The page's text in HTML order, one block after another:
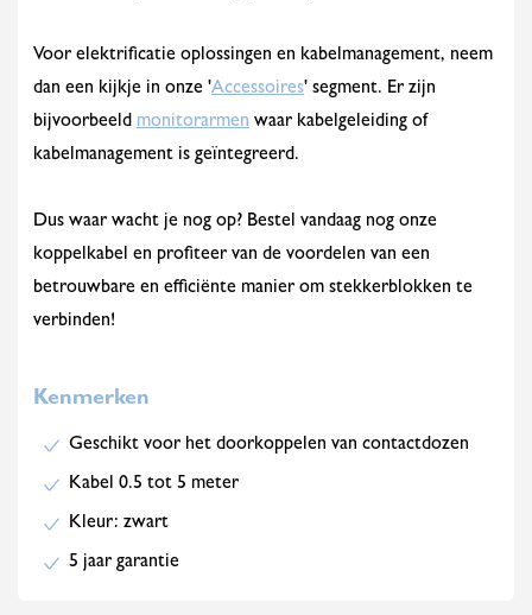
Voor elektrificatie oplossingen en kabelmanagement, neem
dan een kijkje in onze 'Accessoires' segment. Er zijn
bijvoorbeeld monitorarmen waar kabelgeleiding of
kabelmanagement is geïntegreerd.
Dus waar wacht je nog op? Bestel vandaag nog onze
koppelkabel en profiteer van de voordelen van een
betrouwbare en efficiënte manier om stekkerblokken te
verbinden!
Kenmerken
Geschikt voor het doorkoppelen van contactdozen
Kabel 0.5 tot 5 meter
Kleur: zwart
5 jaar garantie